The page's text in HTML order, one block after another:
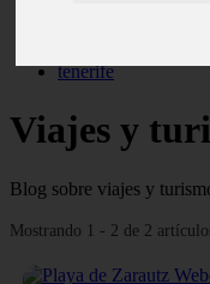
tenerife
Viajes y
Blog sobre viajes y
Mostrando 1 - 2 de 2